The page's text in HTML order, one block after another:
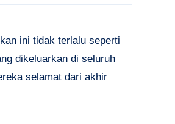
ini tidak terlalu seperti
dikeluarkan di seluruh
selamat dari akhir